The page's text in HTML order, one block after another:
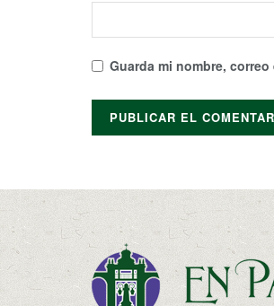
Guarda mi nombre,